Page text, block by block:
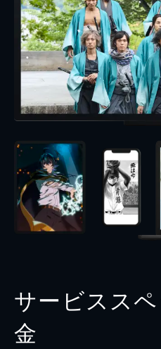
サービスス
金